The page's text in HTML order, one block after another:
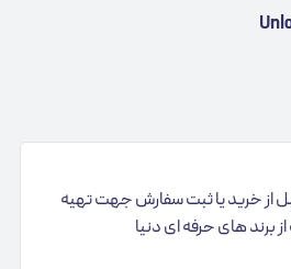
از خرید یا ثبت سفارش جهت تهیه
برند های حرفه ای دنیا